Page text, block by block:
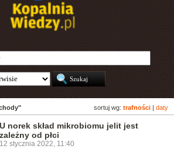
sortuj wg: trafności daty
U norek skład mikrobiomu jelit jest
zależny od płci
12 stycznia 2022, 11:40